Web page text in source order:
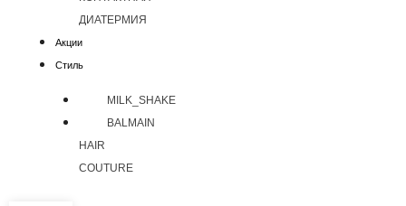
ДИАТЕРМИЯ
Акции
Стиль
MILK_SHAKE
BALMAIN
HAIR
COUTURE